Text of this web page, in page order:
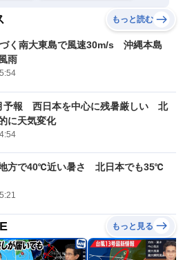
もっと読む
く南大東島で風速30m/s 沖縄本島
雨
予報 西日本を中心に残暑厳しい 北
に天気変化
方で40℃近い暑さ 北日本でも35℃
もっと見る